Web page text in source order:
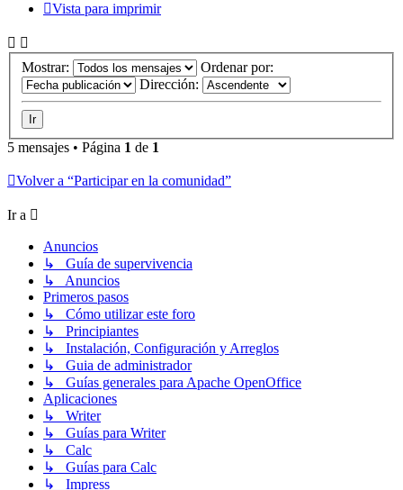
Vista para imprimir
Mostrar:
Ordenar por:
Dirección:
5 mensajes • Página 1 de 1
Volver a “Participar en la comunidad”
Ir a
Anuncios
↳ Guía de supervivencia
↳ Anuncios
Primeros pasos
↳ Cómo utilizar este foro
↳ Principiantes
↳ Instalación, Configuración y Arreglos
↳ Guia de administrador
↳ Guías generales para Apache OpenOffice
Aplicaciones
↳ Writer
↳ Guías para Writer
↳ Calc
↳ Guías para Calc
↳ Impress